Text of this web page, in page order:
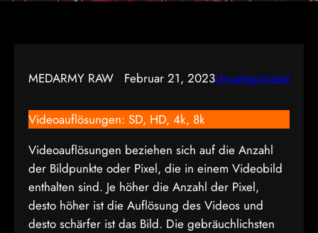
MEDARMY RAW Februar 21, 2023Uncategorized
Videoauflösungen: SD, HD, 4k, 8k
Videoauflösungen beziehen sich auf die Anzahl
der Bildpunkte oder Pixel, die in einem Videobild
enthalten sind. Je höher die Anzahl der Pixel,
desto höher ist die Auflösung des Videos und
desto schärfer ist das Bild. Die gebräuchlichsten